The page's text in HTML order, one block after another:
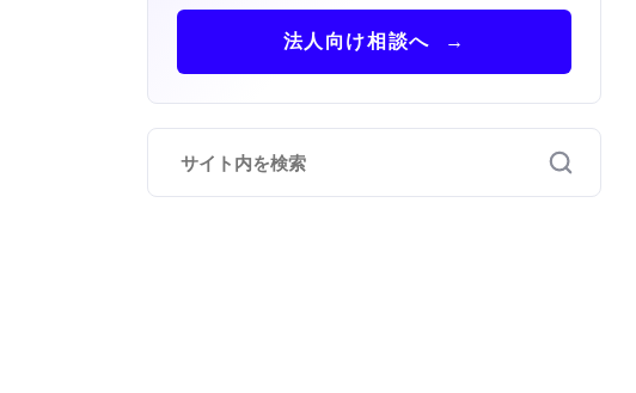
法人向け相談へ